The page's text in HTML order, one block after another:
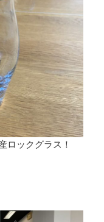
ロックグラス！